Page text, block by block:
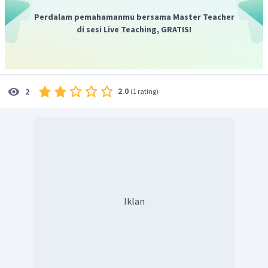
Reaksi oksidasi:
Zn(aq ) → Zn(OH )4
2−(aq)
setarakan jumlah atom di kedua ruas dengan cara
atom O dan H serta setarakan muatan di kedua ruasnya
Perdalam pemahamanmu bersama Master Teacher
di sesi Live Teaching, GRATIS!
2 2.0 (1 rating)
Iklan